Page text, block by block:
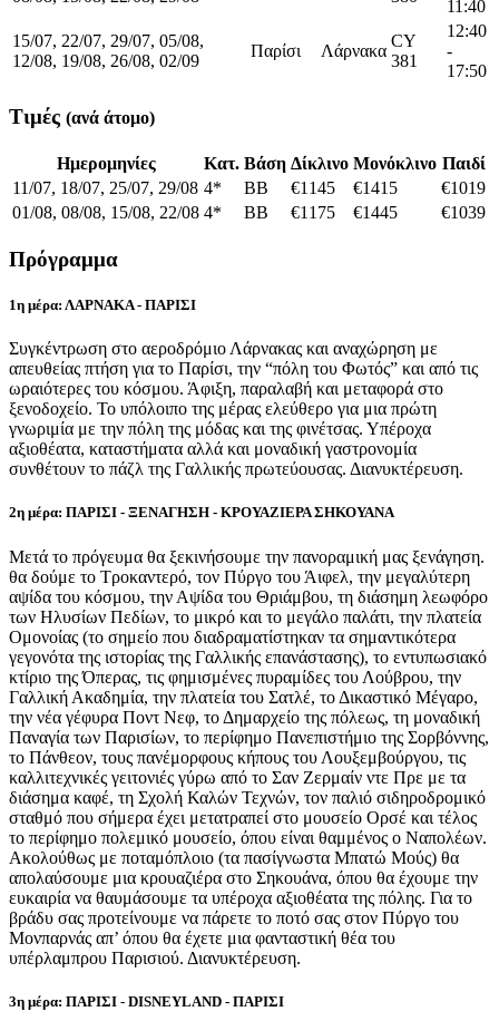
11:40
15/07, 22/07, 29/07, 05/08,
12/08, 19/08, 26/08, 02/09
Παρίσι Λάρνακα
CY
381
12:40
-
17:50
Τιμές (ανά άτομο)
Ημερομηνίες Κατ. Βάση Δίκλινο Μονόκλινο Παιδί
11/07, 18/07, 25/07, 29/08 4* BB €1145 €1415
€1019
01/08, 08/08, 15/08, 22/08 4* BB €1175 €1445 €1039
Πρόγραμμα
1η μέρα: ΛΑΡΝΑΚΑ - ΠΑΡΙΣΙ
Συγκέντρωση στο αεροδρόμιο Λάρνακας και αναχώρηση με
απευθείας πτήση για το Παρίσι, την “πόλη του Φωτός” και από τις
ωραιότερες του κόσμου. Άφιξη, παραλαβή και μεταφορά στο
ξενοδοχείο. Το υπόλοιπο της μέρας ελεύθερο για μια πρώτη
γνωριμία με την πόλη της μόδας και της φινέτσας. Υπέροχα
αξιοθέατα, καταστήματα αλλά και μοναδική γαστρονομία
συνθέτουν το πάζλ της Γαλλικής πρωτεύουσας. Διανυκτέρευση.
2η μέρα: ΠΑΡΙΣΙ - ΞΕΝΑΓΗΣΗ - ΚΡΟΥΑΖΙΕΡΑ ΣΗΚΟΥΑΝΑ
Μετά το πρόγευμα θα ξεκινήσουμε την πανοραμική μας ξενάγηση.
θα δούμε το Τροκαντερό, τον Πύργο του Άιφελ, την μεγαλύτερη
αψίδα του κόσμου, την Αψίδα του Θριάμβου, τη διάσημη λεωφόρο
των Ηλυσίων Πεδίων, το μικρό και το μεγάλο παλάτι, την πλατεία
Ομονοίας (το σημείο που διαδραματίστηκαν τα σημαντικότερα
γεγονότα της ιστορίας της Γαλλικής επανάστασης), το εντυπωσιακό
κτίριο της Όπερας, τις φημισμένες πυραμίδες του Λούβρου, την
Γαλλική Ακαδημία, την πλατεία του Σατλέ, το Δικαστικό Μέγαρο,
την νέα γέφυρα Ποντ Νεφ, το Δημαρχείο της πόλεως, τη μοναδική
Παναγία των Παρισίων, το περίφημο Πανεπιστήμιο της Σορβόννης,
το Πάνθεον, τους πανέμορφους κήπους του Λουξεμβούργου, τις
καλλιτεχνικές γειτονιές γύρω από το Σαν Ζερμαίν ντε Πρε με τα
διάσημα καφέ, τη Σχολή Καλών Τεχνών, τον παλιό σιδηροδρομικό
σταθμό που σήμερα έχει μετατραπεί στο μουσείο Ορσέ και τέλος
το περίφημο πολεμικό μουσείο, όπου είναι θαμμένος ο Ναπολέων.
Ακολούθως με ποταμόπλοιο (τα πασίγνωστα Μπατώ Μούς) θα
απολαύσουμε μια κρουαζιέρα στο Σηκουάνα, όπου θα έχουμε την
ευκαιρία να θαυμάσουμε τα υπέροχα αξιοθέατα της πόλης. Για το
βράδυ σας προτείνουμε να πάρετε το ποτό σας στον Πύργο του
Μονπαρνάς απ’ όπου θα έχετε μια φανταστική θέα του
υπέρλαμπρου Παρισιού. Διανυκτέρευση.
3η μέρα: ΠΑΡΙΣΙ - DISNEYLAND - ΠΑΡΙΣΙ